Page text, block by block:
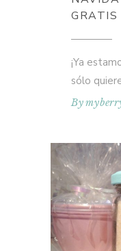
GRATIS
¡Ya
sólo
By